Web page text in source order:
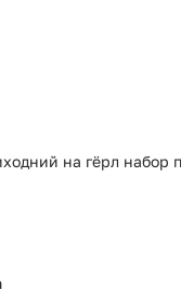
на гёрл набор